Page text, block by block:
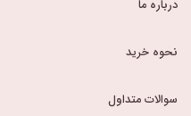
درباره ما
نحوه خرید
سوالات متداول